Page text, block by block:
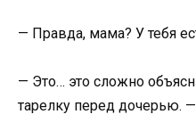
— Правда, мама? У тебя
— Это… это сложно
тарелку перед дочерью.